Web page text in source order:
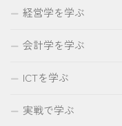
経営学を学ぶ
会計学を学ぶ
ICTを学ぶ
実戦で学ぶ